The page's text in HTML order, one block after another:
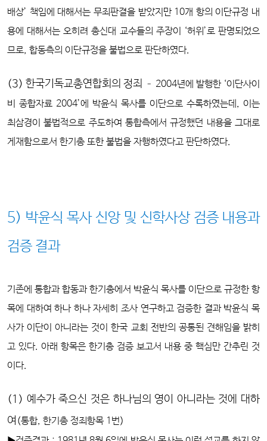
배상’ 책임에 대해서는 무죄판결을 받았지만 10개 항의 이단규정 내
용에 대해서는 오히려 총신대 교수들의 주장이 ‘허위’로 판명되었으
므로, 합동측의 이단규정을 불법으로 판단하였다.
(3) 한국기독교총연합회의 정죄 – 2004년에 발행한 ‘이단사이
비 종합자료 2004’에 박윤식 목사를 이단으로 수록하였는데, 이는
최삼경이 불법적으로 주도하여 통합측에서 규정했던 내용을 그대로
게재함으로서 한기총 또한 불법을 자행하였다고 판단하였다.
5) 박윤식 목사 신앙 및 신학사상 검증 내용과
검증 결과
기존에 통합과 합동과 한기총에서 박윤식 목사를 이단으로 규정한 항
목에 대하여 하나 하나 자세히 조사 연구하고 검증한 결과 박윤식 목
사가 이단이 아니라는 것이 한국 교회 전반의 공통된 견해임을 밝히
고 있다. 아래 항목은 한기총 검증 보고서 내용 중 핵심만 간추린 것
이다.
(1) 예수가 죽으신 것은 하나님의 영이 아니라는 것에 대하
여 (통합, 한기총 정죄항목 1번)